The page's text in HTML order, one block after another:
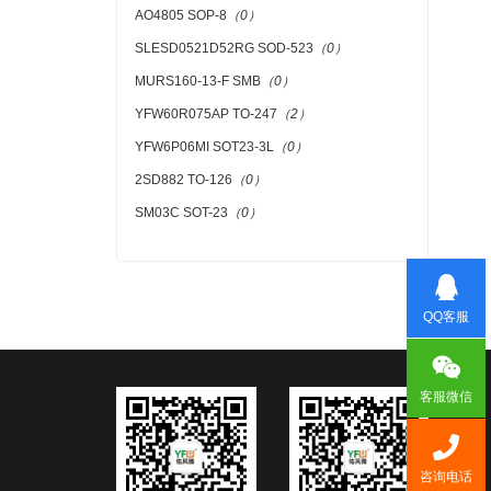
AO4805 SOP-8 （0）
SLESD0521D52RG SOD-523 （0）
MURS160-13-F SMB （0）
YFW60R075AP TO-247 （2）
YFW6P06MI SOT23-3L （0）
2SD882 TO-126 （0）
SM03C SOT-23 （0）
QQ客服
客服微信
咨询电话